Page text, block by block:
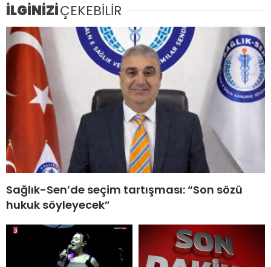
İLGİNİZİÇEKEBİLİR
Sağlık-Sen’de seçim tartışması: “Son sözü
hukuk söyleyecek”